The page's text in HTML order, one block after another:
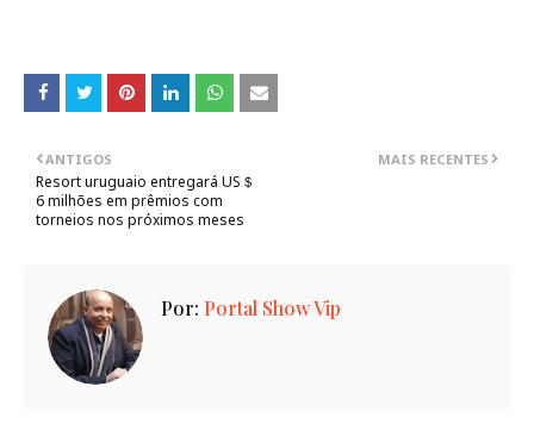
MAIS RECENTES
ANTIGOS
Resort uruguaio entregará US＄
6 milhões em prêmios com
torneios nos próximos meses
Por: Portal Show Vip